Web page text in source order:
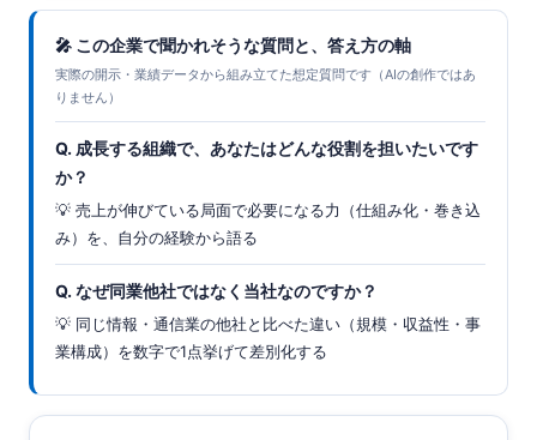
🎤 この企業で聞かれそうな質問と、答え方の軸
実際の開示・業績データから組み立てた想定質問です（AIの創作ではあ
りません）
Q. 成長する組織で、あなたはどんな役割を担いたいです
か？
💡 売上が伸びている局面で必要になる力（仕組み化・巻き込
み）を、自分の経験から語る
Q. なぜ同業他社ではなく当社なのですか？
💡 同じ情報・通信業の他社と比べた違い（規模・収益性・事
業構成）を数字で1点挙げて差別化する